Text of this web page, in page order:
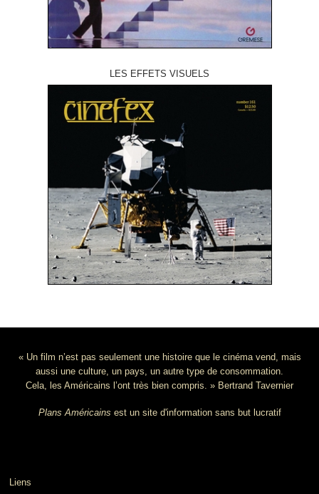
LES EFFETS VISUELS
« Un film n’est pas seulement une histoire que le cinéma vend, mais
aussi une culture, un pays, un autre type de consommation.
Cela, les Américains l’ont très bien compris. » Bertrand Tavernier
Plans Américains est un site d'information sans but lucratif
Liens